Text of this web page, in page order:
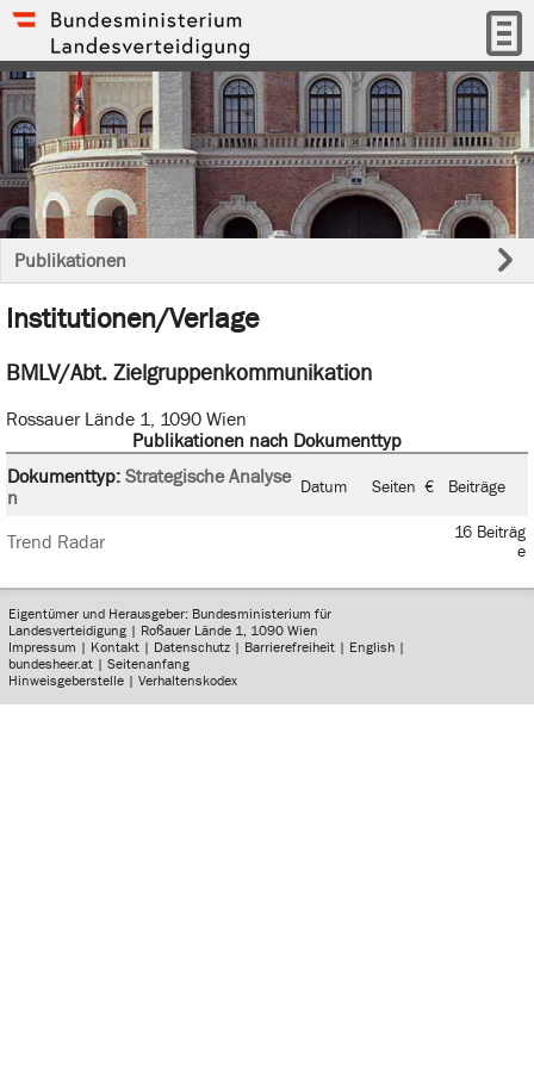
Publikationen
Institutionen/Verlage
BMLV/Abt. Zielgruppenkommunikation
Rossauer Lände 1, 1090 Wien
Publikationen nach Dokumenttyp
Dokumenttyp:Strategische Analyse
n
Datum Seiten € Beiträge
Trend Radar
16 Beiträg
e
Eigentümer und Herausgeber: Bundesministerium für
Landesverteidigung | Roßauer Lände 1, 1090 Wien
Impressum | Kontakt | Datenschutz | Barrierefreiheit | English |
bundesheer.at |Seitenanfang
Hinweisgeberstelle |Verhaltenskodex